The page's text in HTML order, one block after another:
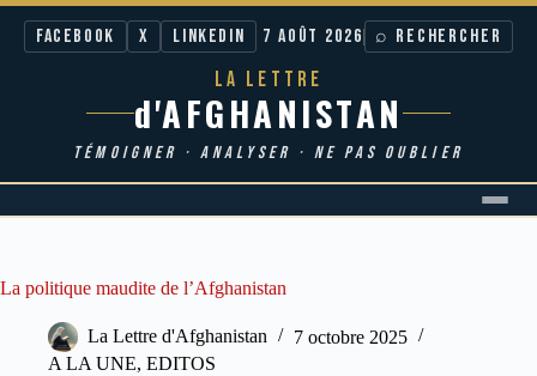
Facebook X LinkedIn 7 AOÛT 2026 ⌕ RECHERCHER
LA LETTRE
d'AFGHANISTAN
TÉMOIGNER · ANALYSER · NE PAS OUBLIER
La politique maudite de l’Afghanistan
La Lettre d'Afghanistan
7 octobre 2025
A LA UNE, EDITOS